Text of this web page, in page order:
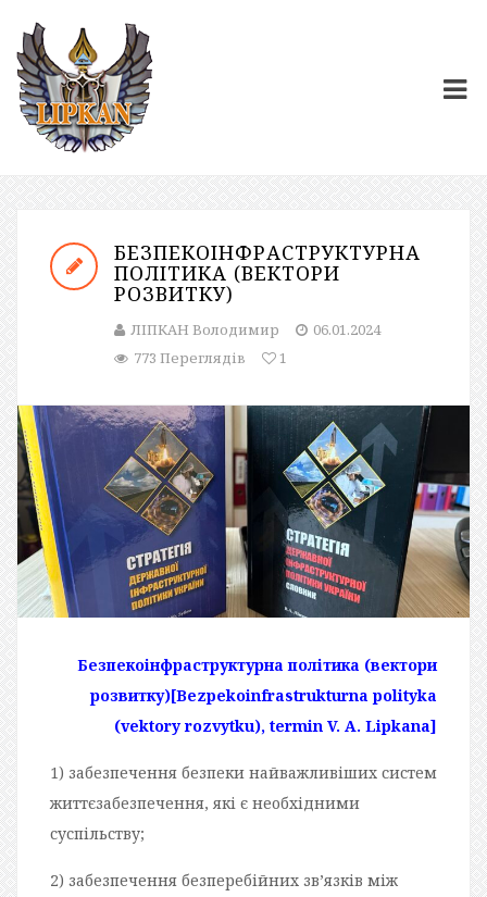
БЕЗПЕКОІНФРАСТРУКТУРНА
ПОЛІТИКА (ВЕКТОРИ
РОЗВИТКУ)
ЛІПКАН Володимир
06.01.2024
773 Переглядів
1
Безпекоінфраструктурна політика (вектори
розвитку)[Bezpekoinfrastrukturna polityka
(vektory rozvytku), termin V. A. Lipkana]
1) забезпечення безпеки найважливіших систем
життєзабезпечення, які є необхідними
суспільству;
2) забезпечення безперебійних зв’язків між